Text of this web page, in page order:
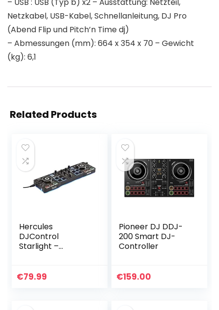
– USB : USB (Typ b) x2 – Ausstattung: Netzteil,
Netzkabel, USB-Kabel, Schnellanleitung, DJ Pro
(Abend Flip und Pitch’n Time dj)
– Abmessungen (mm): 664 x 354 x 70 – Gewicht
(kg): 6,1
Related Products
Hercules
DJControl
Starlight –
Decks mit 8 Pads
€79.99
Pioneer DJ DDJ-
200 Smart DJ-
Controller
€159.00